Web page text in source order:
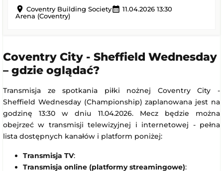
location_on Coventry Building Society
Arena (Coventry)
calendar_month 11.04.2026 13:30
Coventry City - Sheffield Wednesday
– gdzie oglądać?
Transmisja ze spotkania piłki nożnej Coventry City -
Sheffield Wednesday (Championship) zaplanowana jest na
godzinę 13:30 w dniu 11.04.2026. Mecz będzie można
obejrzeć w transmisji telewizyjnej i internetowej - pełna
lista dostępnych kanałów i platform poniżej:
Transmisja TV:
Transmisja online (platformy streamingowe):